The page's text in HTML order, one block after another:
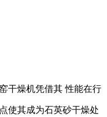
干燥机凭借其 性能在行
使其成为石英砂干燥处